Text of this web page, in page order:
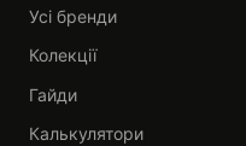
Усі бренди
Колекції
Гайди
Калькулятори